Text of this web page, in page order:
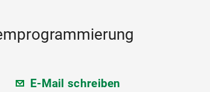
E-Mail schreiben